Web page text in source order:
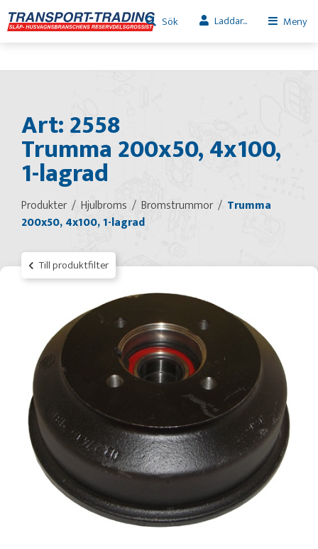
Sök Laddar... Meny
Art: 2558
Trumma 200x50, 4x100,
1-lagrad
Produkter Hjulbroms Bromstrummor
Trumma
200x50, 4x100, 1-lagrad
Till produktfilter